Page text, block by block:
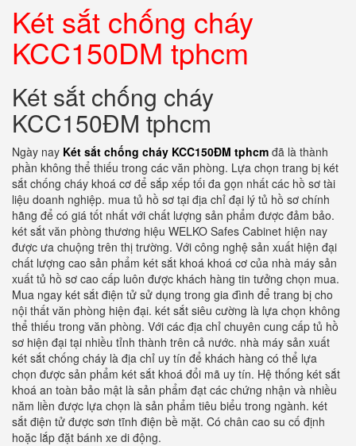
Két sắt chống cháy
KCC150DM tphcm
Két sắt chống cháy
KCC150ĐM tphcm
Ngày nay Két sắt chống cháy KCC150ĐM tphcm đã là thành
phần không thể thiếu trong các văn phòng. Lựa chọn trang bị két
sắt chống cháy khoá cơ để sắp xếp tối đa gọn nhất các hồ sơ tài
liệu doanh nghiệp. mua tủ hồ sơ tại địa chỉ đại lý tủ hồ sơ chính
hãng để có giá tốt nhất với chất lượng sản phẩm được đảm bảo.
két sắt văn phòng thương hiệu WELKO Safes Cabinet hiện nay
được ưa chuộng trên thị trường. Với công nghệ sản xuất hiện đại
chất lượng cao sản phẩm két sắt khoá khoá cơ của nhà máy sản
xuất tủ hồ sơ cao cấp luôn được khách hàng tin tưởng chọn mua.
Mua ngay két sắt điện tử sử dụng trong gia đình để trang bị cho
nội thất văn phòng hiện đại. két sắt siêu cường là lựa chọn không
thể thiếu trong văn phòng. Với các địa chỉ chuyên cung cấp tủ hồ
sơ hiện đại tại nhiều tỉnh thành trên cả nước. nhà máy sản xuất
két sắt chống cháy là địa chỉ uy tín để khách hàng có thể lựa
chọn được sản phẩm két sắt khoá đổi mã uy tín. Hệ thống két sắt
khoá an toàn bảo mật là sản phẩm đạt các chứng nhận và nhiều
năm liền được lựa chọn là sản phẩm tiêu biểu trong ngành. két
sắt điện tử được sơn tĩnh điện bề mặt. Có chân cao su cố định
hoặc lắp đặt bánh xe di động.